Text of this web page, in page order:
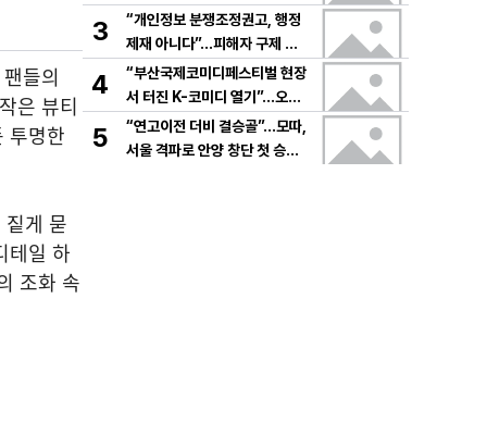
들의
은 뷰티
투명한
게 묻
테일 하
조화 속
략
3
“개인정보 분쟁조정권고, 행정
제재 아니다”…피해자 구제 방
식에 초점
4
“부산국제코미디페스티벌 현장
서 터진 K-코미디 열기”…오세
준 곽상원, 현주소 진단→글로
벌 비전 제시
5
“연고이전 더비 결승골”…모따,
서울 격파로 안양 창단 첫 승→